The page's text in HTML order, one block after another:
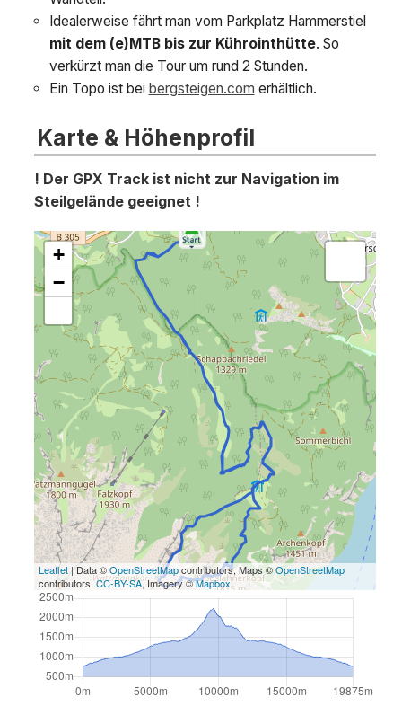
Idealerweise fährt man vom Parkplatz Hammerstiel
mit dem (e)MTB bis zur Kührointhütte. So
verkürzt man die Tour um rund 2 Stunden.
Ein Topo ist bei bergsteigen.com erhältlich.
Karte & Höhenprofil
! Der GPX Track ist nicht zur Navigation im
Steilgelände geeignet !
+
−
Leaflet| Data ©OpenStreetMapcontributors, Maps ©OpenStreetMap
contributors,CC-BY-SA, Imagery ©Mapbox